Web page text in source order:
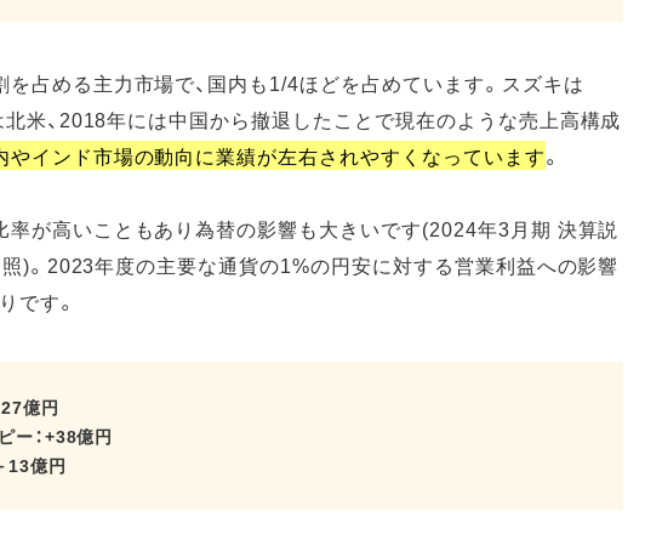
を占める主力市場で、国内も1/4ほどを占めています。スズキは
米、2018年には中国から撤退したことで現在のような売上高構成
やインド市場の動向に業績が左右されやすくなっています。
率が高いこともあり為替の影響も大きいです(2024年3月期 決算説
)。2023年度の主要な通貨の1%の円安に対する営業利益への影響
です。
億円
ー：+38億円
13億円